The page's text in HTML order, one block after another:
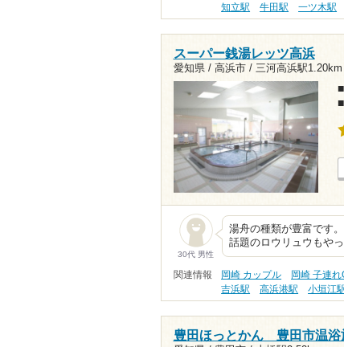
知立駅
牛田駅 一ツ木駅
スーパー銭湯レッツ高浜
愛知県 / 高浜市 / 三河高浜駅1.20km
30代 男性
湯舟の種類が豊富です
話題のロウリュウもや
関連情報 岡崎 カップル 岡崎 子連れ
吉浜駅
高浜港駅 小垣江
豊田ほっとかん 豊田市温浴